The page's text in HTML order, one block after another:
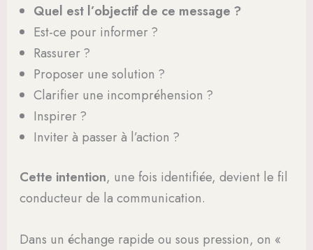
Quel est l’objectif de ce message ?
Est-ce pour informer ?
Rassurer ?
Proposer une solution ?
Clarifier une incompréhension ?
Inspirer ?
Inviter à passer à l’action ?
Cette intention, une fois identifiée, devient le fil
conducteur de la communication.
Dans un échange rapide ou sous pression, on «